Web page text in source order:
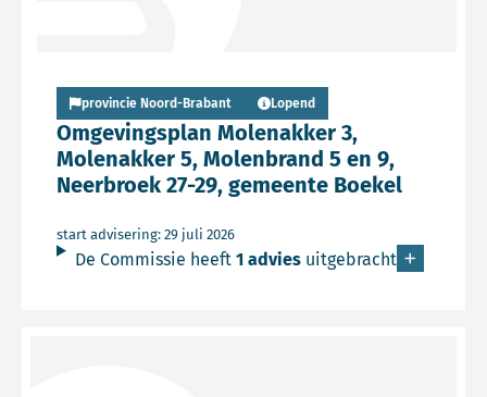
Omgevingsplan Molenakker 3,
Molenakker 5, Molenbrand 5 en 9,
Neerbroek 27-29, gemeente Boekel
provincie Noord-Brabant Lopend
start advisering: 29 juli 2026
De Commissie heeft 1 adviesuitgebracht